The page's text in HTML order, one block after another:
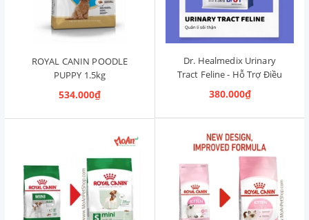
ROYAL CANIN POODLE
PUPPY 1.5kg
534.000₫
Dr. Healmedix Urinary
Tract Feline - Hỗ Trợ Điều
Trị Sỏi Thận & Giảm Stress
cho Mèo 1.5kg
380.000₫